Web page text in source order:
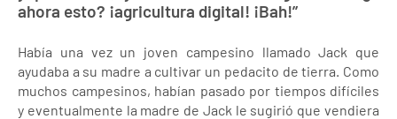
ahora esto? ¡agricultura digital! ¡Bah!”
Había una vez un joven campesino llamado Jack que
ayudaba a su madre a cultivar un pedacito de tierra. Como
muchos campesinos, habían pasado por tiempos difíciles
y eventualmente la madre de Jack le sugirió que vendiera